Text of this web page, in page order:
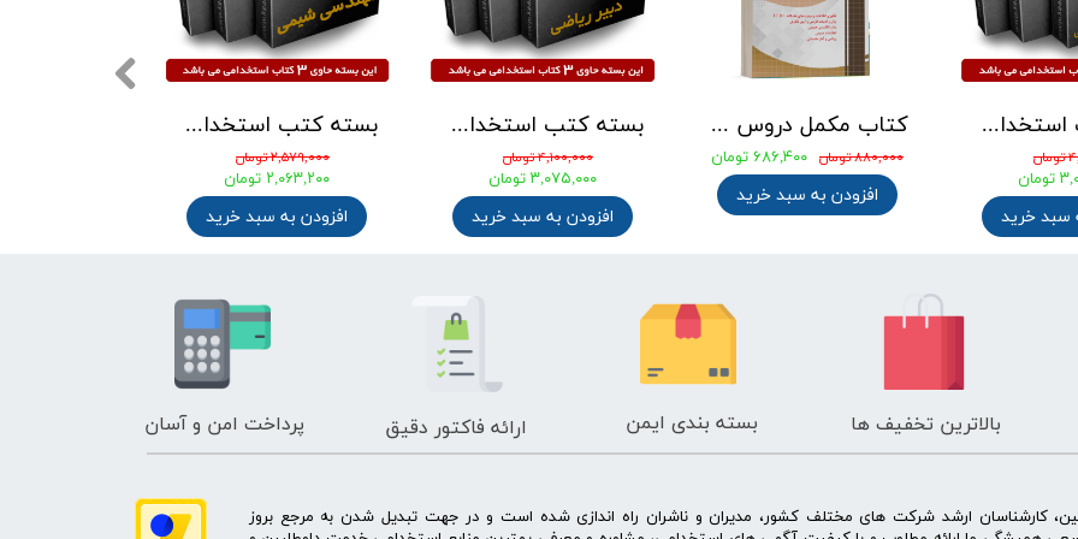
بسته کتب استخدامی دبیری معارف اسلامی ( دبیر حکمت و معارف اسلامی ) آزمون آموزش و پرورش 1405
۴,۱۰۰,۰۰۰ تومان
۳,۰۷۵,۰۰۰ تومان
افزودن به سبد خرید
بسته کتب استخدامی درس و تست مهندسی مکانیک
۱,۵۹۰,۰۰۰ تومان ۱,۱۹۲,۵۰۰ تومان
افزودن به سبد خرید
بسته کتب ویژه استخدامی آموزگار ابتدایی مدرسان شریف 1405
۳,۸۵۰,۰۰۰ تومان
۳,۲۷۲,۵۰۰ تومان
افزودن به سبد خرید
بسته کتب استخدامی دبیری هنر ( دبیر فرهنگ و هنر ) آزمون آموزش و پرورش 1405
سبد خرید
بالاترین تخفیف ها بسته بندی ایمن ارائه فاکتور دقیق پرداخت امن و آسان
کارشناسان ارشد شرکت های مختلف کشور، مدیران و ناشران راه اندازی شده است و در جهت تبدیل شدن به مرجع بروز